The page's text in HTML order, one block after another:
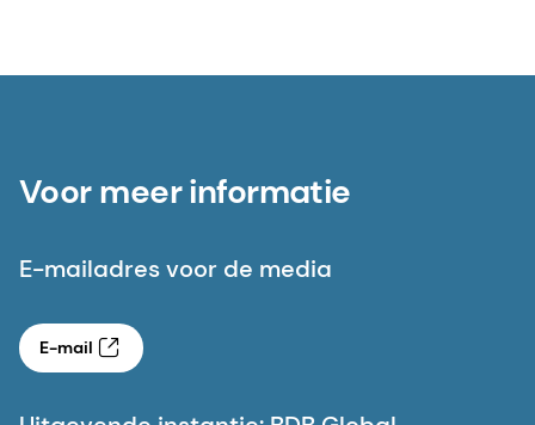
Voor meer informatie
E-mailadres voor de media
E-mail